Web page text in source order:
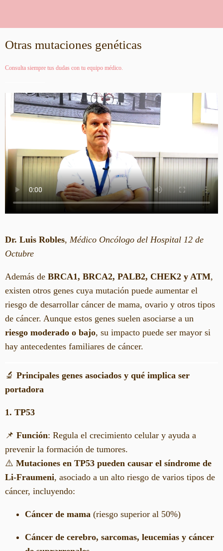
Otras mutaciones genéticas
Consulta siempre tus dudas con tu equipo médico.
Dr. Luis Robles, Médico Oncólogo del Hospital 12 de
Octubre
Además de BRCA1, BRCA2, PALB2, CHEK2 y ATM,
existen otros genes cuya mutación puede aumentar el
riesgo de desarrollar cáncer de mama, ovario y otros tipos
de cáncer. Aunque estos genes suelen asociarse a un
riesgo moderado o bajo, su impacto puede ser mayor si
hay antecedentes familiares de cáncer.
🔬 Principales genes asociados y qué implica ser
portadora
1. TP53
📌 Función: Regula el crecimiento celular y ayuda a
prevenir la formación de tumores.
⚠️ Mutaciones en TP53 pueden causar el síndrome de
Li-Fraumeni, asociado a un alto riesgo de varios tipos de
cáncer, incluyendo:
Cáncer de mama (riesgo superior al 50%)
Cáncer de cerebro, sarcomas, leucemias y cáncer